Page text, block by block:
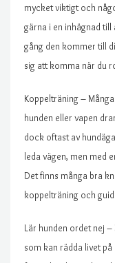
mycket viktigt och
gärna i en inhägnad
gång den kommer till
sig att komma när du
Koppelträning –
hunden eller vapen
dock oftast av
leda vägen, men med
Det finns många bra
koppelträning och
Lär hunden ordet nej
som kan rädda livet